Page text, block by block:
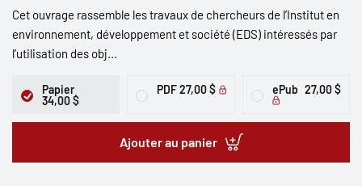
Cet ouvrage rassemble les travaux de chercheurs de l’Institut en
environnement, développement et société (EDS) intéressés par
l’utilisation des obj...
Papier
34,00 $
PDF 27,00 $ ePub 27,00 $
Ajouter au panier